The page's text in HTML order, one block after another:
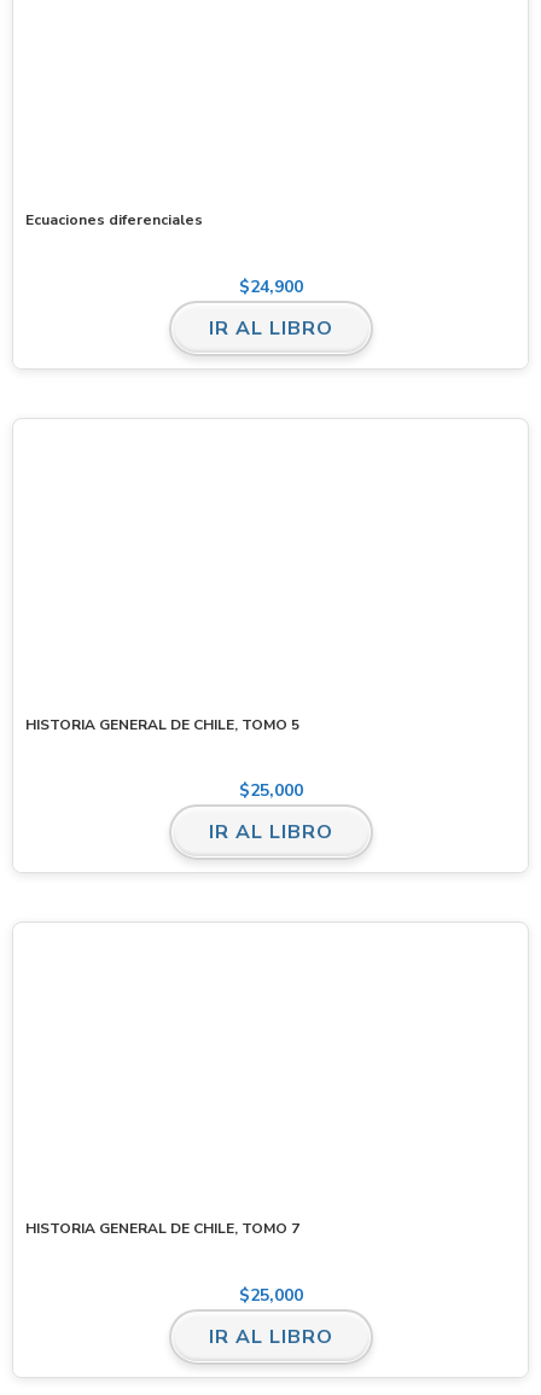
Ecuaciones diferenciales
$24,900
IR AL LIBRO
HISTORIA GENERAL DE CHILE, TOMO 5
$25,000
IR AL LIBRO
HISTORIA GENERAL DE CHILE, TOMO 7
$25,000
IR AL LIBRO